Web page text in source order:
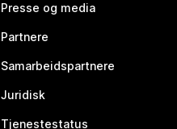
Presse og media
Partnere
Samarbeidspartnere
Juridisk
Tjenestestatus